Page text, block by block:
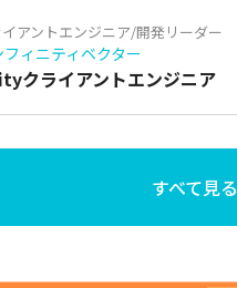
アントエンジニア/開発リーダー
フィニティベクター
クライアントエンジニア
すべて見る